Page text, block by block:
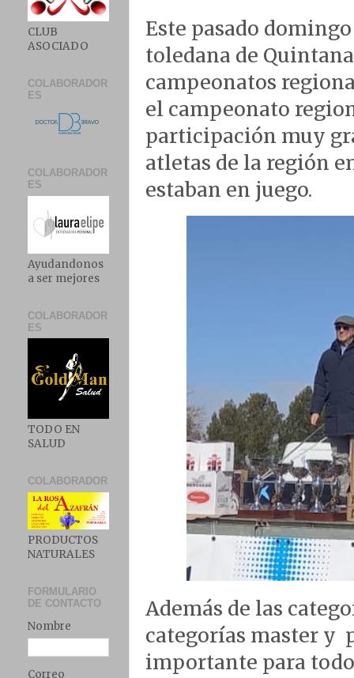
Este pasado
toledana de
campeonatos
el campeonato
participación muy
atletas de la región
estaban en juego.
Además de las
categorías master y
importante para
CLUB
ASOCIADO
COLABORADOR
ES
COLABORADOR
ES
Ayudandonos
a ser mejores
COLABORADOR
ES
TODO EN
SALUD
COLABORADOR
PRODUCTOS
NATURALES
FORMULARIO
DE CONTACTO
Nombre
Correo